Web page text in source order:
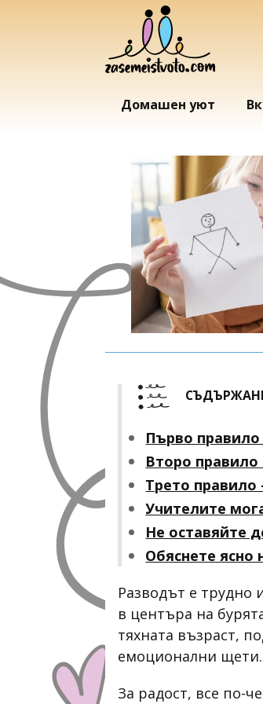
Домашен уют
Първо правило
Второ правило
Трето правило
Учителите
Не оставяйте
Обяснете ясно
Разводът е трудно
в центъра на
тяхната възраст,
емоционални щети.
За радост, все по-